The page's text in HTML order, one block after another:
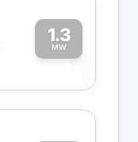
1.3
MW1